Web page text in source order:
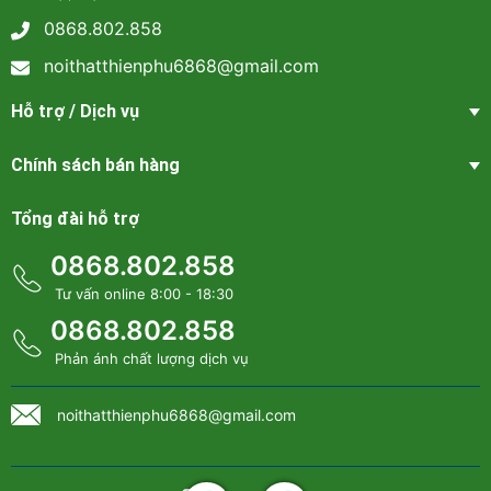
0868.802.858
noithatthienphu6868@gmail.com
Hỗ trợ / Dịch vụ
Chính sách bán hàng
Tổng đài hỗ trợ
0868.802.858
Tư vấn online 8:00 - 18:30
0868.802.858
Phản ánh chất lượng dịch vụ
noithatthienphu6868@gmail.com